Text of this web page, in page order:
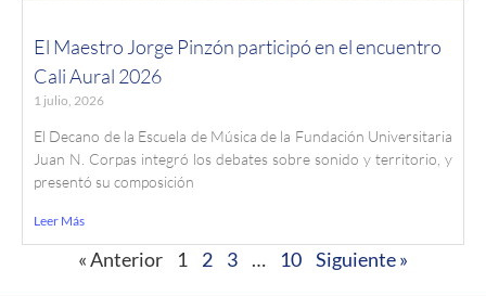
El Maestro Jorge Pinzón participó en el encuentro
Cali Aural 2026
1 julio, 2026
El Decano de la Escuela de Música de la Fundación Universitaria
Juan N. Corpas integró los debates sobre sonido y territorio, y
presentó su composición
Leer Más
« Anterior 1 2 3 … 10 Siguiente »